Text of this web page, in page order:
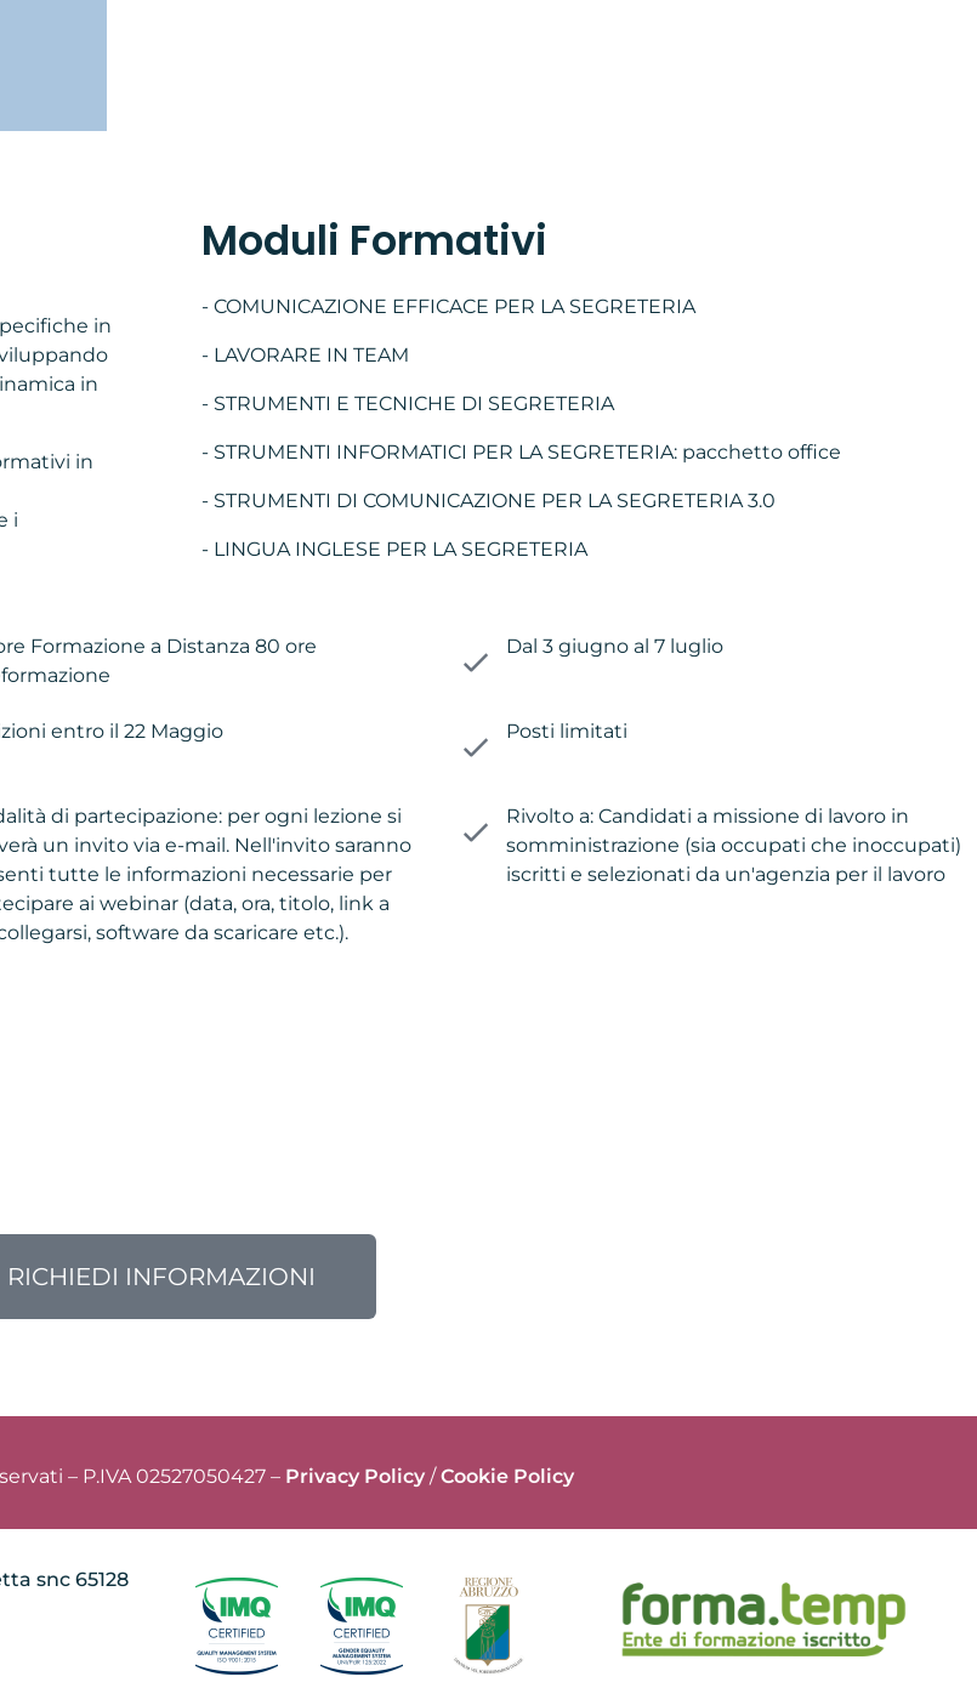
in
in
in
i
Moduli Formativi
- COMUNICAZIONE EFFICACE PER LA SEGRETERIA
- LAVORARE IN TEAM
- STRUMENTI E TECNICHE DI SEGRETERIA
- STRUMENTI INFORMATICI PER LA SEGRETERIA: pacchetto office
- STRUMENTI DI COMUNICAZIONE PER LA SEGRETERIA 3.0
- LINGUA INGLESE PER LA SEGRETERIA
Formazione a Distanza 80 ore
Dal 3 giugno al 7 luglio
entro il 22 Maggio Posti limitati
di partecipazione: per ogni lezione si
un invito via e-mail. Nell'invito saranno
tutte le informazioni necessarie per
ai webinar (data, ora, titolo, link a
software da scaricare etc.).
Rivolto a: Candidati a missione di lavoro in
somministrazione (sia occupati che inoccupati)
iscritti e selezionati da un'agenzia per il lavoro
RICHIEDI INFORMAZIONI
– P.IVA 02527050427 – Privacy Policy /Cookie Policy
snc 65128